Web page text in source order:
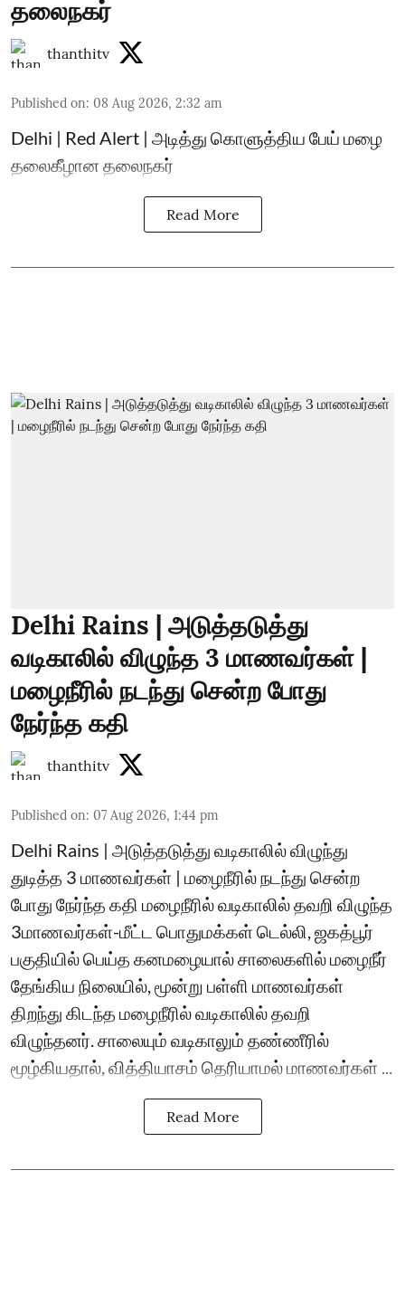
தலைநகர்
thanthitv
Published on: 08 Aug 2026, 2:32 am
Delhi | Red Alert | அடித்து கொளுத்திய பேய் மழை
தலைகீழான தலைநகர்
Read More
Delhi Rains | அடுத்தடுத்து
வடிகாலில் விழுந்த 3 மாணவர்கள் |
மழைநீரில் நடந்து சென்ற போது
நேர்ந்த கதி
thanthitv
Published on: 07 Aug 2026, 1:44 pm
Delhi Rains | அடுத்தடுத்து வடிகாலில் விழுந்து
துடித்த 3 மாணவர்கள் | மழைநீரில் நடந்து சென்ற
போது நேர்ந்த கதி மழைநீரில் வடிகாலில் தவறி விழுந்த
3மாணவர்கள்-மீட்ட பொதுமக்கள் டெல்லி, ஜகத்பூர்
பகுதியில் பெய்த கனமழையால் சாலைகளில் மழைநீர்
தேங்கிய நிலையில், மூன்று பள்ளி மாணவர்கள்
திறந்து கிடந்த மழைநீரில் வடிகாலில் தவறி
விழுந்தனர். சாலையும் வடிகாலும் தண்ணீரில்
மூழ்கியதால், வித்தியாசம் தெரியாமல் மாணவர்கள் ...
Read More